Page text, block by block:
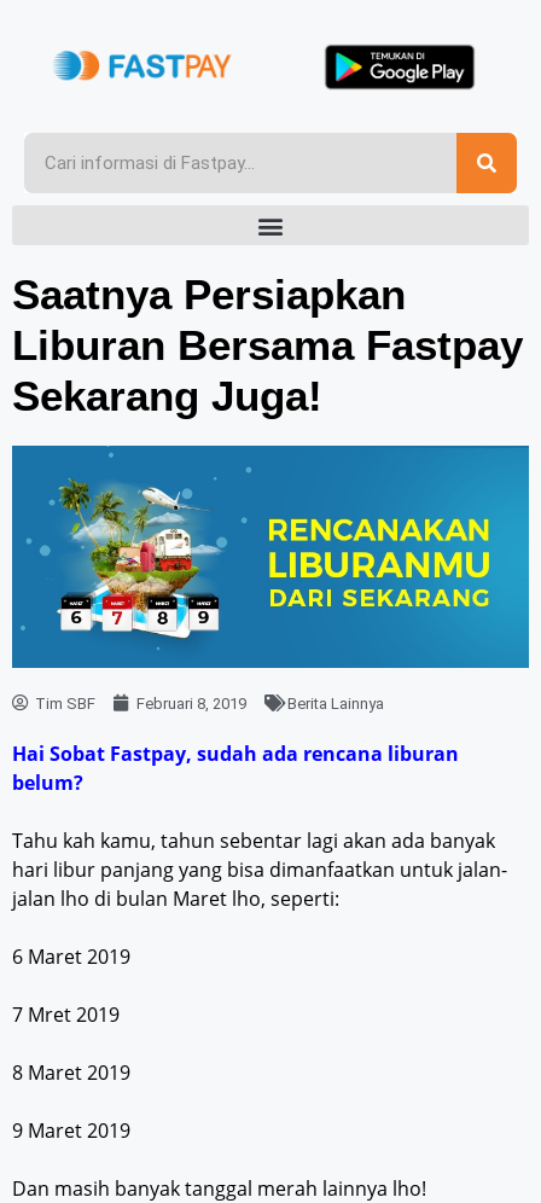
Saatnya Persiapkan
Liburan Bersama Fastpay
Sekarang Juga!
Tim SBF Februari 8, 2019 Berita Lainnya
Hai Sobat Fastpay, sudah ada rencana liburan
belum?
Tahu kah kamu, tahun sebentar lagi akan ada banyak
hari libur panjang yang bisa dimanfaatkan untuk jalan-
jalan lho di bulan Maret lho, seperti:
6 Maret 2019
7 Mret 2019
8 Maret 2019
9 Maret 2019
Dan masih banyak tanggal merah lainnya lho!